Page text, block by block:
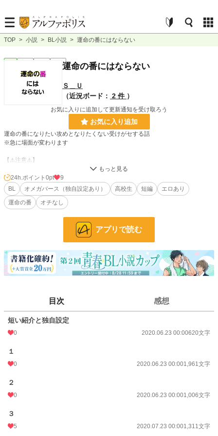
TOP > 小説 > BL小説 > 運命の番にはならない
運命の番にはならない
Ｓ＿Ｕ
（近況ボード： 2 件 ）
お気に入りに追加して更新通知を受け取ろう
お気に入り追加
運命の番になりたい攻めとなりたくない受けがセする話
※急に場面が変わります
【⚠️注意⚠️】
・独自の設定有り
・エロ少し有り
・BL
・喘ぎあり？
・弟×兄→がん攻めな弟と喘ぐ兄
・ノンケがメスにされる話→イケメン変質者×ノンケ高校生
・3人で出来るわけない！→双子と幼馴染の３P。
・言葉攻め→後輩×先輩。即落ちな受け
228,781 位 / 228,781 件
BL 31,415 位 / 31,415 件
24h.ポイント
初回完結日時
24h.ポイント 0pt
9
BL
オメガバース（独自設定あり） 高校生 短編
エロあり
運命の番
オチなし
アプリで読む
目次 感想
短い紹介と独自設定
0 2020.06.23 00:00620文字
１
0 2020.06.23 00:001,961文字
２
0 2020.06.23 00:001,006文字
３
5 2020.07.23 00:001,311文字